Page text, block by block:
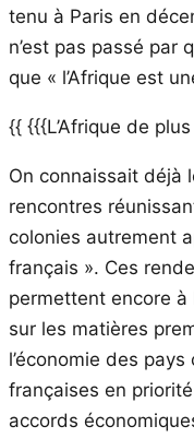
tenu à Paris en
n’est pas passé par
que « l’Afrique est
{{ {{{L’Afrique de
On connaissait déjà
rencontres
colonies autrement
français ». Ces
permettent encore
sur les matières
l’économie des
françaises en
accords